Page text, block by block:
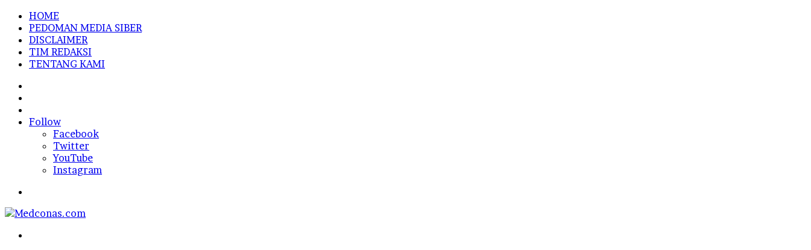
HOME
PEDOMAN MEDIA SIBER
DISCLAIMER
TIM REDAKSI
TENTANG KAMI
In
Follow
Facebook
Twitter
YouTube
Instagram